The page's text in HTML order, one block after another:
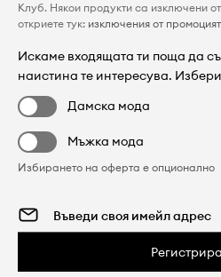
Клуб. Някои продукти са изключени
откриете тук: изключения от
Искаме входящата ти поща да
наистина те интересува.
Дамска мода
Мъжка мода
Избирането на оферта е опционално